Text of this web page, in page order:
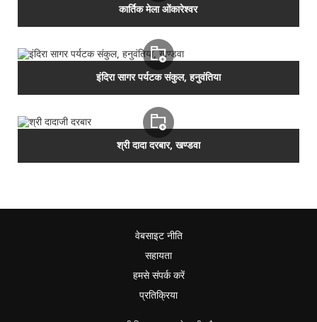
कार्तिक मेला ओंकारेश्‍वर
इंदिरा सागर पर्यटक संकुल, हनुवंतिया
श्री दादा दरबार, खण्‍डवा
वेबसाइट नीति
सहायता
हमसे संपर्क करें
प्रतिक्रिया